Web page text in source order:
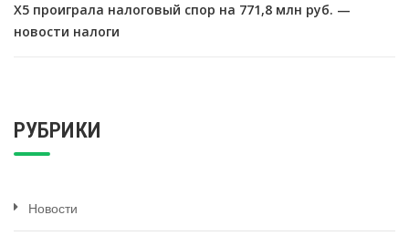
X5 проиграла налоговый спор на 771,8 млн руб. —
новости налоги
РУБРИКИ
Новости